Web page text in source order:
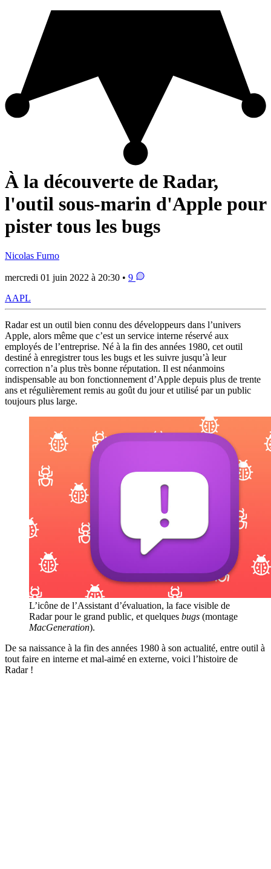
À la découverte de Radar,
l'outil sous-marin d'Apple pour
pister tous les bugs
Nicolas Furno
mercredi 01 juin 2022 à 20:30 • 9
AAPL
Radar est un outil bien connu des développeurs dans l’univers
Apple, alors même que c’est un service interne réservé aux
employés de l’entreprise. Né à la fin des années 1980, cet outil
destiné à enregistrer tous les bugs et les suivre jusqu’à leur
correction n’a plus très bonne réputation. Il est néanmoins
indispensable au bon fonctionnement d’Apple depuis plus de trente
ans et régulièrement remis au goût du jour et utilisé par un public
toujours plus large.
L’icône de l’Assistant d’évaluation, la face visible de
Radar pour le grand public, et quelques bugs (montage
MacGeneration).
De sa naissance à la fin des années 1980 à son actualité, entre outil à
tout faire en interne et mal-aimé en externe, voici l’histoire de
Radar !